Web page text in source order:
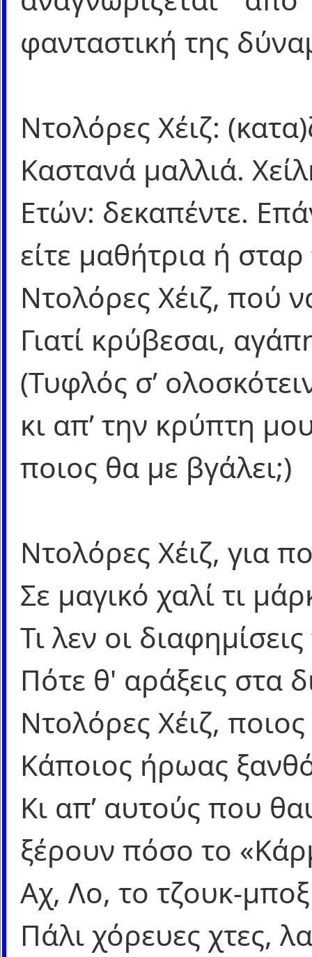
φανταστική της
Ντολόρες Χέιζ:
Καστανά μαλλιά.
Ετών: δεκαπέντε.
είτε μαθήτρια ή
Ντολόρες Χέιζ, πού
Γιατί κρύβεσαι,
(Τυφλός σ’
κι απ’ την κρύπτη
ποιος θα με βγάλει;)
Ντολόρες Χέιζ, για
Σε μαγικό χαλί τι
Τι λεν οι
Πότε θ' αράξεις στα
Ντολόρες Χέιζ,
Κάποιος ήρωας
Κι απ’ αυτούς που
ξέρουν πόσο το
Αχ, Λο, το τζουκ-
Πάλι χόρευες χτες,